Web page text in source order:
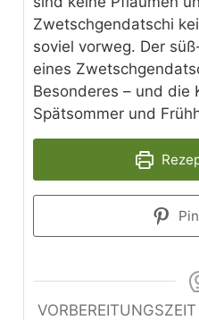
Zwetschgendatschi
soviel vorweg. Der
eines
Besonderes – und die
Spätsommer und
VORBEREITUNGSZEIT